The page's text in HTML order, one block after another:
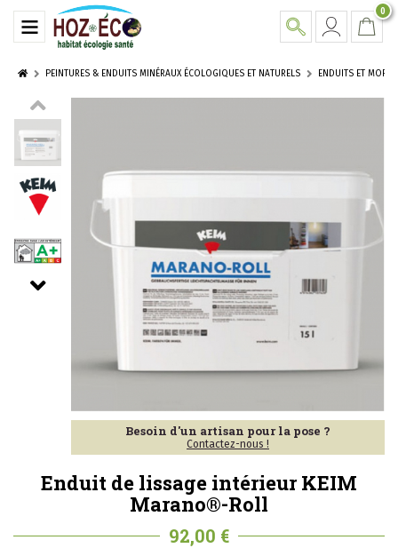
0
PEINTURES & ENDUITS MINÉRAUX ÉCOLOGIQUES ET NATURELS ENDUITS ET
Besoin d'un artisan pour la pose ?
Contactez-nous !
Enduit de lissage intérieur KEIM
Marano®-Roll
92,00 €